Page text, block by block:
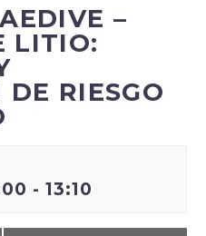
–
LITIO:
DE RIESGO
-13:10